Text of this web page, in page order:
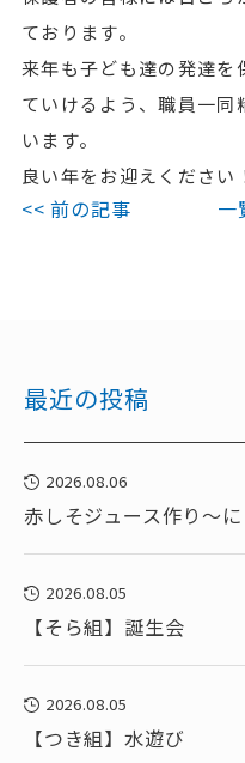
ております。
来年も子ども達の発達を
ていけるよう、職員一同
います。
良い年をお迎えください
<< 前の記事 一
最近の投稿
2026.08.06
赤しそジュース作り～
2026.08.05
【そら組】誕生会
2026.08.05
【つき組】水遊び